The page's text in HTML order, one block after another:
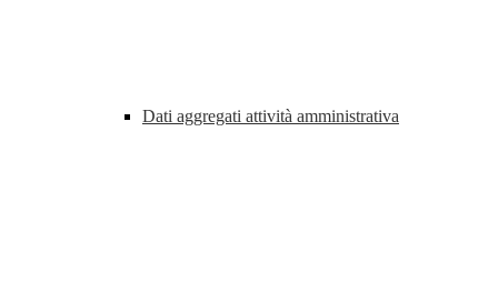
Dati aggregati attività amministrativa